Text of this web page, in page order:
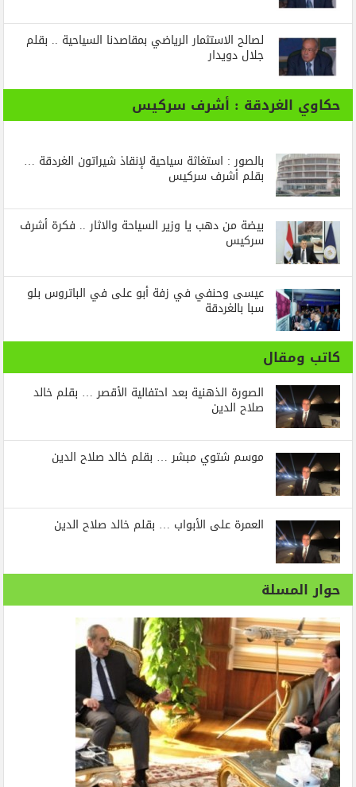
لصالح الاستثمار الرياضي بمقاصدنا السياحية .. بقلم
جلال دويدار
حكاوي الغردقة : أشرف سركيس
بالصور : استغاثة سياحية لإنقاذ شيراتون الغردقة …
بقلم أشرف سركيس
بيضة من دهب يا وزير السياحة والاثار .. فكرة أشرف
سركيس
عيسى وحنفي في زفة أبو على في الباتروس بلو
سبا بالغردقة
كاتب ومقال
الصورة الذهنية بعد احتفالية الأقصر … بقلم خالد
صلاح الدين
موسم شتوي مبشر … بقلم خالد صلاح الدين
العمرة على الأبواب … بقلم خالد صلاح الدين
حوار المسلة